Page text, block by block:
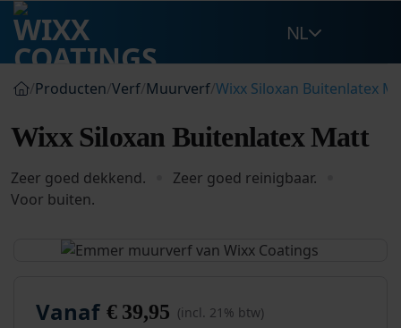
Ga
naar
inhoud
NL
/Producten/Verf/Muurverf/Wixx Siloxan Buitenlatex
Wixx Siloxan Buitenlatex Matt
Zeer goed dekkend.
Zeer goed reinigbaar.
Voor buiten.
Vanaf €39,95 (incl. 21% btw)